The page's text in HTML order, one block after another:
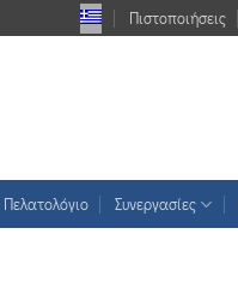
Πιστοποιήσεις
Πελατολόγιο Συνεργασίες